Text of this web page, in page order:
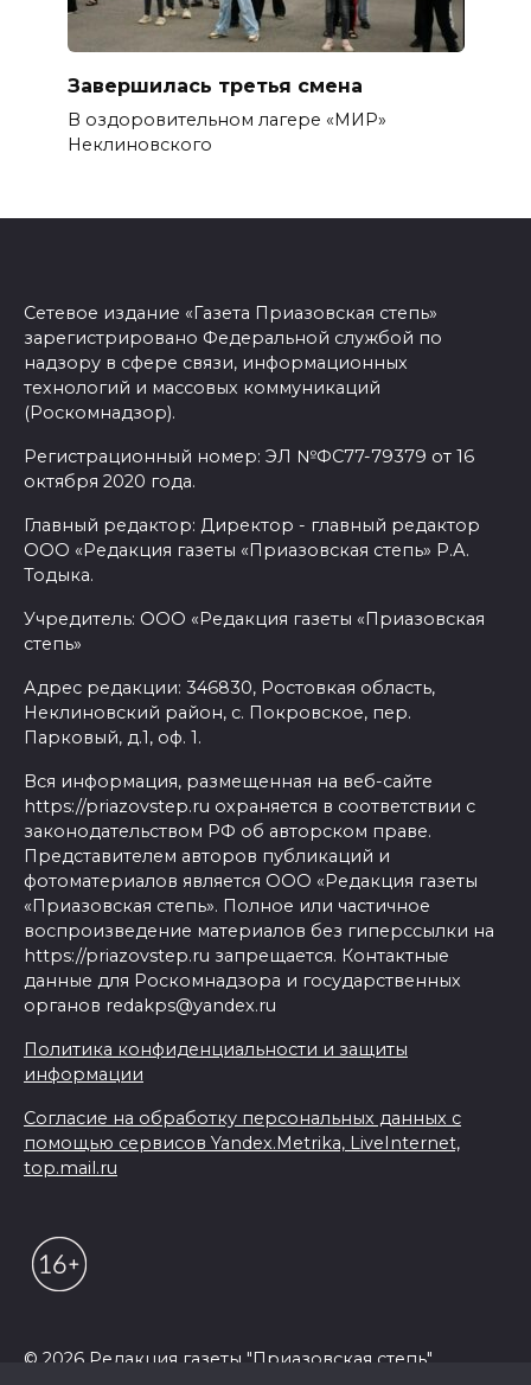
Завершилась третья смена
В оздоровительном лагере «МИР»
Неклиновского
Сетевое издание «Газета Приазовская степь»
зарегистрировано Федеральной службой по
надзору в сфере связи, информационных
технологий и массовых коммуникаций
(Роскомнадзор).
Регистрационный номер: ЭЛ №ФС77-79379 от 16
октября 2020 года.
Главный редактор: Директор - главный редактор
ООО «Редакция газеты «Приазовская степь» Р.А.
Тодыка.
Учредитель: ООО «Редакция газеты «Приазовская
степь»
Адрес редакции: 346830, Ростовкая область,
Неклиновский район, с. Покровское, пер.
Парковый, д.1, оф. 1.
Вся информация, размещенная на веб-сайте
https://priazovstep.ru охраняется в соответствии с
законодательством РФ об авторском праве.
Представителем авторов публикаций и
фотоматериалов является ООО «Редакция газеты
«Приазовская степь». Полное или частичное
воспроизведение материалов без гиперссылки на
https://priazovstep.ru запрещается. Контактные
данные для Роскомнадзора и государственных
органов redakps@yandex.ru
Политика конфиденциальности и защиты
информации
Согласие на обработку персональных данных с
помощью сервисов Yandex.Metrika, LiveInternet,
top.mail.ru
© 2026 Редакция газеты "Приазовская степь"